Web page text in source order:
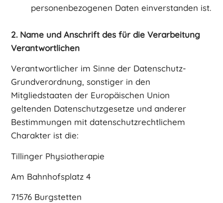
personenbezogenen Daten einverstanden ist.
2. Name und Anschrift des für die Verarbeitung
Verantwortlichen
Verantwortlicher im Sinne der Datenschutz-
Grundverordnung, sonstiger in den
Mitgliedstaaten der Europäischen Union
geltenden Datenschutzgesetze und anderer
Bestimmungen mit datenschutzrechtlichem
Charakter ist die:
Tillinger Physiotherapie
Am Bahnhofsplatz 4
71576 Burgstetten